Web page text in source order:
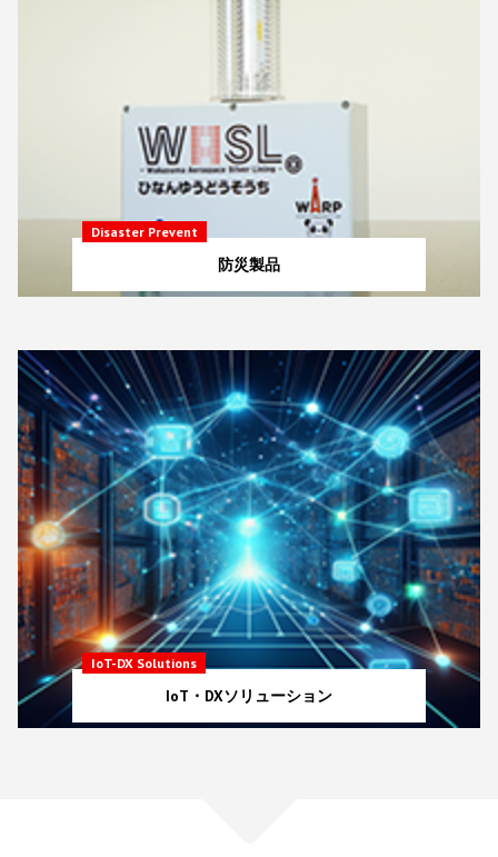
Disaster Prevent
防災製品
IoT-DX Solutions
IoT・DXソリューション